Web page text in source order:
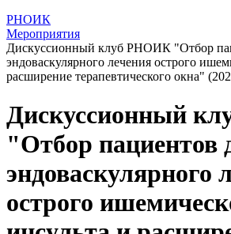
РНОИК
Мероприятия
Дискуссионный клуб РНОИК "Отбор
эндоваскулярного лечения острого
расширение терапевтического окна"
Дискуссионный
"Отбор пациентов
эндоваскулярного
острого